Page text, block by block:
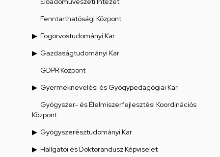
Fenntarthatósági Központ
Fogorvostudományi Kar
Gazdaságtudományi Kar
GDPR Központ
Gyermeknevelési és Gyógypedagógiai Kar
Gyógyszer- és Élelmiszerfejlesztési Koordinációs
Központ
Gyógyszerésztudományi Kar
Hallgatói és Doktorandusz Képviselet